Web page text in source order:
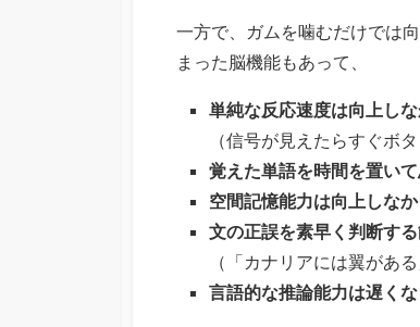
一方で、ガムを噛むだけでは
まった脳機能もあって、
単純な反応速度は向上し
（信号が見えたらすぐボタ
覚えた単語を時間を置い
空間記憶能力は向上しな
文の正誤を素早く判断す
（「カナリアには翼があ
言語的な推論能力は遅く